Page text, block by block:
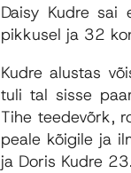
Daisy Kudre sai
pikkusel ja 32
Kudre alustas
tuli tal sisse
Tihe teedevõrk,
peale kõigile ja
ja Doris Kudre